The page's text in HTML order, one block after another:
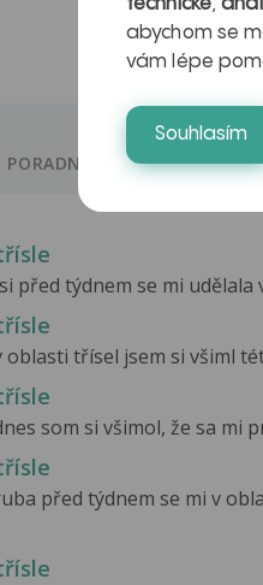
před týdnem se mi udělala
oblasti třísel jsem si všiml
som si všimol, že sa mi
před týdnem se mi v
technické,
abychom se
vám lépe
Souhlasím